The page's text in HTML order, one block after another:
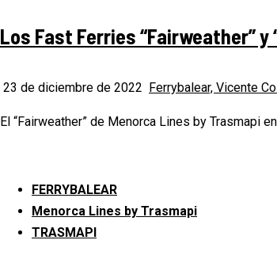
Los Fast Ferries “Fairweather”
23 de diciembre de 2022 Ferrybalear, Vicente
El “Fairweather” de Menorca Lines by Trasmapi
FERRYBALEAR
Menorca Lines by Trasmapi
TRASMAPI